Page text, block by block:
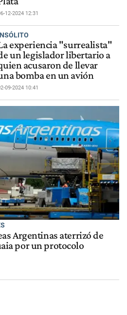
12-2024 12:31
experiencia "surrealista"
un legislador libertario a
acusaron de llevar
bomba en un avión
09-2024 10:41
Argentinas aterrizó de
por un protocolo